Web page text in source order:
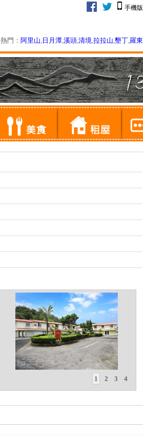
手機版
熱門： 阿里山, 日月潭,溪頭,清境,拉拉山,墾丁,羅東
1 2 3 4